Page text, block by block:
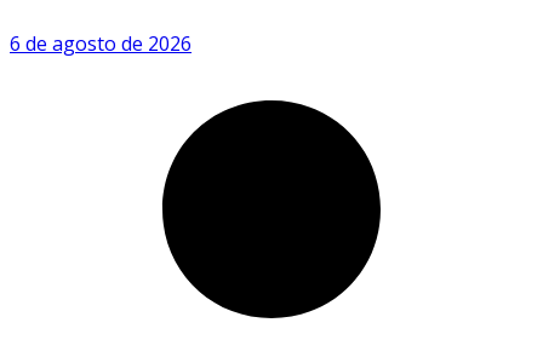
6 de agosto de 2026